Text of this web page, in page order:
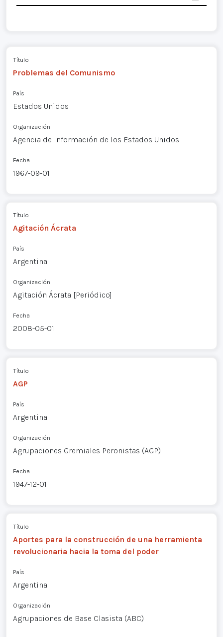
Título
Problemas del Comunismo
País
Estados Unidos
Organización
Agencia de Información de los Estados Unidos
Fecha
1967-09-01
Título
Agitación Ácrata
País
Argentina
Organización
Agitación Ácrata [Periódico]
Fecha
2008-05-01
Título
AGP
País
Argentina
Organización
Agrupaciones Gremiales Peronistas (AGP)
Fecha
1947-12-01
Título
Aportes para la construcción de una herramienta
revolucionaria hacia la toma del poder
País
Argentina
Organización
Agrupaciones de Base Clasista (ABC)